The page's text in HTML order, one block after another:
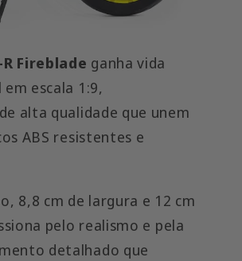
R Fireblade ganha vida
escala 1:9,
alta qualidade que unem
ABS resistentes e
8,8 cm de largura e 12 cm
pelo realismo e pela
detalhado que